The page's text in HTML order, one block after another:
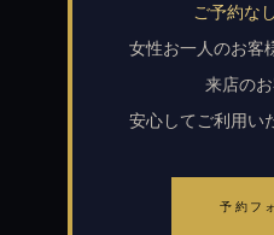
ご予約な
女性お一人のお客
来店の
安心してご利用い
予約フ